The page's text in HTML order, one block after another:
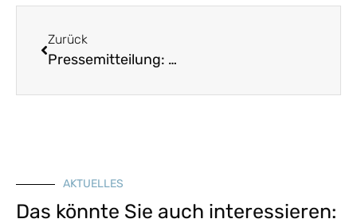
Zurück
Pressemitteilung: 49 Volkslieder über die Liebe in neuem Chorheft
AKTUELLES
Das könnte Sie auch interessieren: